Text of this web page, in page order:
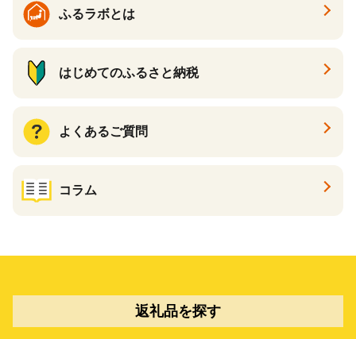
ふるラボとは
はじめてのふるさと納税
よくあるご質問
コラム
返礼品を探す